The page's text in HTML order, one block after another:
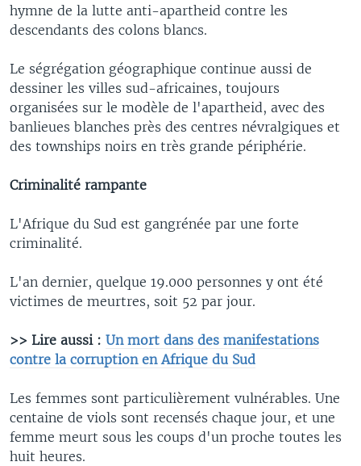
hymne de la lutte anti-apartheid contre les
descendants des colons blancs.
Le ségrégation géographique continue aussi de
dessiner les villes sud-africaines, toujours
organisées sur le modèle de l'apartheid, avec des
banlieues blanches près des centres névralgiques et
des townships noirs en très grande périphérie.
Criminalité rampante
L'Afrique du Sud est gangrénée par une forte
criminalité.
L'an dernier, quelque 19.000 personnes y ont été
victimes de meurtres, soit 52 par jour.
>> Lire aussi : Un mort dans des manifestations
contre la corruption en Afrique du Sud
Les femmes sont particulièrement vulnérables. Une
centaine de viols sont recensés chaque jour, et une
femme meurt sous les coups d'un proche toutes les
huit heures.